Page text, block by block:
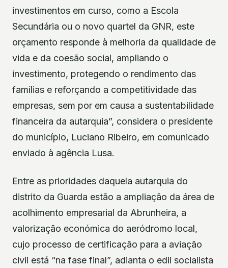
investimentos em curso, como a Escola
Secundária ou o novo quartel da GNR, este
orçamento responde à melhoria da qualidade de
vida e da coesão social, ampliando o
investimento, protegendo o rendimento das
famílias e reforçando a competitividade das
empresas, sem por em causa a sustentabilidade
financeira da autarquia”, considera o presidente
do município, Luciano Ribeiro, em comunicado
enviado à agência Lusa.
Entre as prioridades daquela autarquia do
distrito da Guarda estão a ampliação da área de
acolhimento empresarial da Abrunheira, a
valorização económica do aeródromo local,
cujo processo de certificação para a aviação
civil está “na fase final”, adianta o edil socialista